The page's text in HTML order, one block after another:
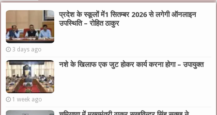
प्रदेश के स्कूलों में1 सितम्बर 2026 से लगेगी ऑनलाइन
उपस्थिति – रोहित ठाकुर
3 days ago
नशे के खिलाफ एक जुट होकर कार्य करना होगा – उपायुक्त
1 week ago